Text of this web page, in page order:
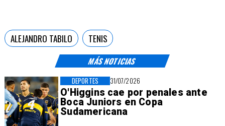
MÁS NOTICIAS
31/07/2026
O'Higgins cae por penales ante
Boca Juniors en Copa
Sudamericana
DEPORTES
ALEJANDRO TABILO TENIS